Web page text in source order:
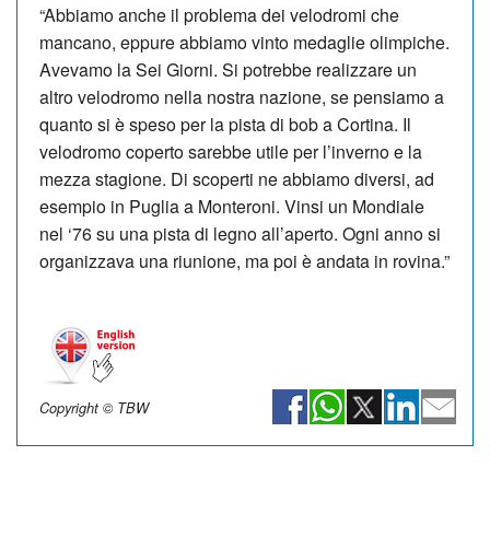
“Abbiamo anche il problema dei velodromi che
mancano, eppure abbiamo vinto medaglie olimpiche.
Avevamo la Sei Giorni. Si potrebbe realizzare un
altro velodromo nella nostra nazione, se pensiamo a
quanto si è speso per la pista di bob a Cortina. Il
velodromo coperto sarebbe utile per l’inverno e la
mezza stagione. Di scoperti ne abbiamo diversi, ad
esempio in Puglia a Monteroni. Vinsi un Mondiale
nel ‘76 su una pista di legno all’aperto. Ogni anno si
organizzava una riunione, ma poi è andata in rovina.”
Copyright © TBW